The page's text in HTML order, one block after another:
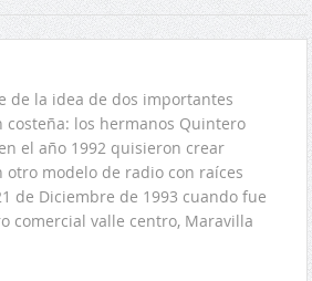
de la idea de dos importantes
los hermanos Quintero
el año 1992 quisieron crear
modelo de radio con raíces
de Diciembre de 1993 cuando fue
comercial valle centro, Maravilla